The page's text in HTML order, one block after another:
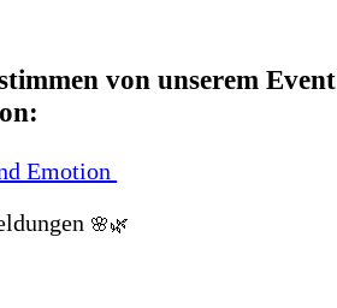
von unserem Event
Emotion
🌸🌿